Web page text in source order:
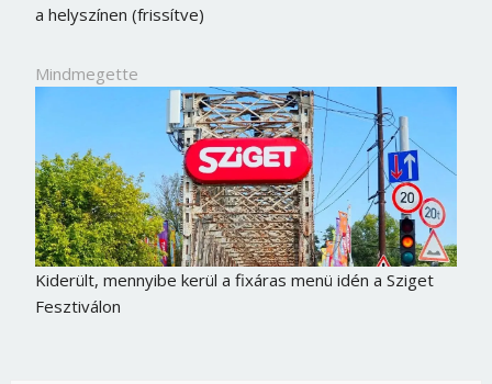
a helyszínen (frissítve)
Mindmegette
Kiderült, mennyibe kerül a fixáras menü idén a Sziget
Fesztiválon